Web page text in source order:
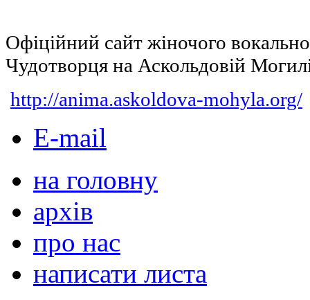
Офіційний сайт жіночого
Чудотворця на Аскольдовій
http://anima.askoldova-mohyla.org/
E-mail
на головну
архів
про нас
написати листа